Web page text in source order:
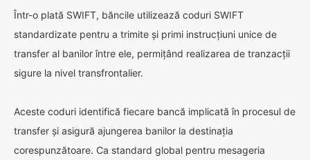
Într-o plată SWIFT, băncile utilizează coduri SWIFT
standardizate pentru a trimite și primi instrucțiuni unice de
transfer al banilor între ele, permițând realizarea de tranzacții
sigure la nivel transfrontalier.
Aceste coduri identifică fiecare bancă implicată în procesul de
transfer și asigură ajungerea banilor la destinația
corespunzătoare. Ca standard global pentru mesageria